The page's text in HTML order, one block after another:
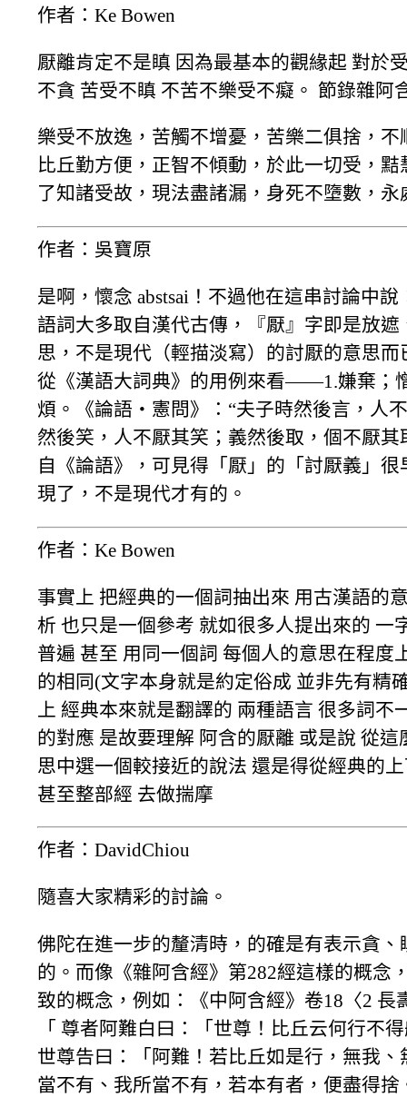
作者：Ke Bowen
厭離肯定不是瞋 因為最基本的觀緣起 對於
不貪 苦受不瞋 不苦不樂受不癡。 節錄雜阿
樂受不放逸，苦觸不增憂，苦樂二俱捨，不
比丘勤方便，正智不傾動，於此一切受，黠
了知諸受故，現法盡諸漏，身死不墮數，永
作者：吳寶原
是啊，懷念 abstsai！不過他在這串討論中說
語詞大多取自漢代古傳，『厭』字即是放遮
思，不是現代（輕描淡寫）的討厭的意思而
從《漢語大詞典》的用例來看——1.嫌棄；
煩。《論語‧憲問》：“夫子時然後言，人
然後笑，人不厭其笑；義然後取，個不厭
自《論語》，可見得「厭」的「討厭義」很
現了，不是現代才有的。
作者：Ke Bowen
事實上 把經典的一個詞抽出來 用古漢語的
析 也只是一個參考 就如很多人提出來的 一
普遍 甚至 用同一個詞 每個人的意思在程度
的相同(文字本身就是約定俗成 並非先有精
上 經典本來就是翻譯的 兩種語言 很多詞不
的對應 是故要理解 阿含的厭離 或是說 從這
思中選一個較接近的說法 還是得從經典的
甚至整部經 去做揣摩
作者：DavidChiou
隨喜大家精彩的討論。
佛陀在進一步的釐清時，的確是有表示貪、
的。而像《雜阿含經》第282經這樣的概念
致的概念，例如：《中阿含經》卷18〈2 長
「 尊者阿難白曰：「世尊！比丘云何行不
世尊告曰：「阿難！若比丘如是行，無我、
當不有、我所當不有，若本有者，便盡得捨